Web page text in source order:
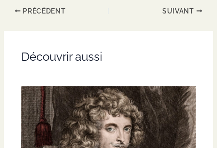
PRÉCÉDENT SUIVANT
Découvrir aussi